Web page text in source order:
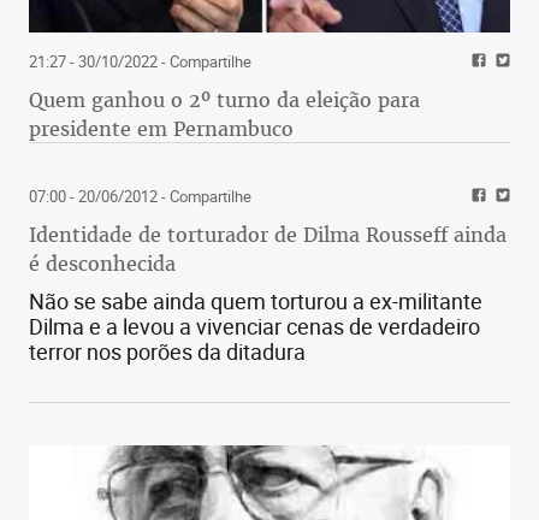
21:27 - 30/10/2022- Compartilhe
Quem ganhou o 2º turno da eleição para
presidente em Pernambuco
07:00 - 20/06/2012- Compartilhe
Identidade de torturador de Dilma Rousseff ainda
é desconhecida
Não se sabe ainda quem torturou a ex-militante
Dilma e a levou a vivenciar cenas de verdadeiro
terror nos porões da ditadura